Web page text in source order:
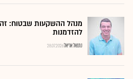
מנהל ההשקעות שבטוח:
להזדמנות
28.07.2026נתנאל אריאל